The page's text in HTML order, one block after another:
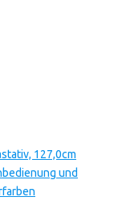
127,0cm
und